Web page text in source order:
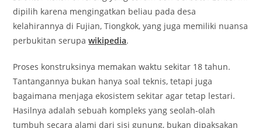
dipilih karena mengingatkan beliau pada desa
kelahirannya di Fujian, Tiongkok, yang juga memiliki nuansa
perbukitan serupawikipedia.
Proses konstruksinya memakan waktu sekitar 18 tahun.
Tantangannya bukan hanya soal teknis, tetapi juga
bagaimana menjaga ekosistem sekitar agar tetap lestari.
Hasilnya adalah sebuah kompleks yang seolah-olah
tumbuh secara alami dari sisi gunung, bukan dipaksakan